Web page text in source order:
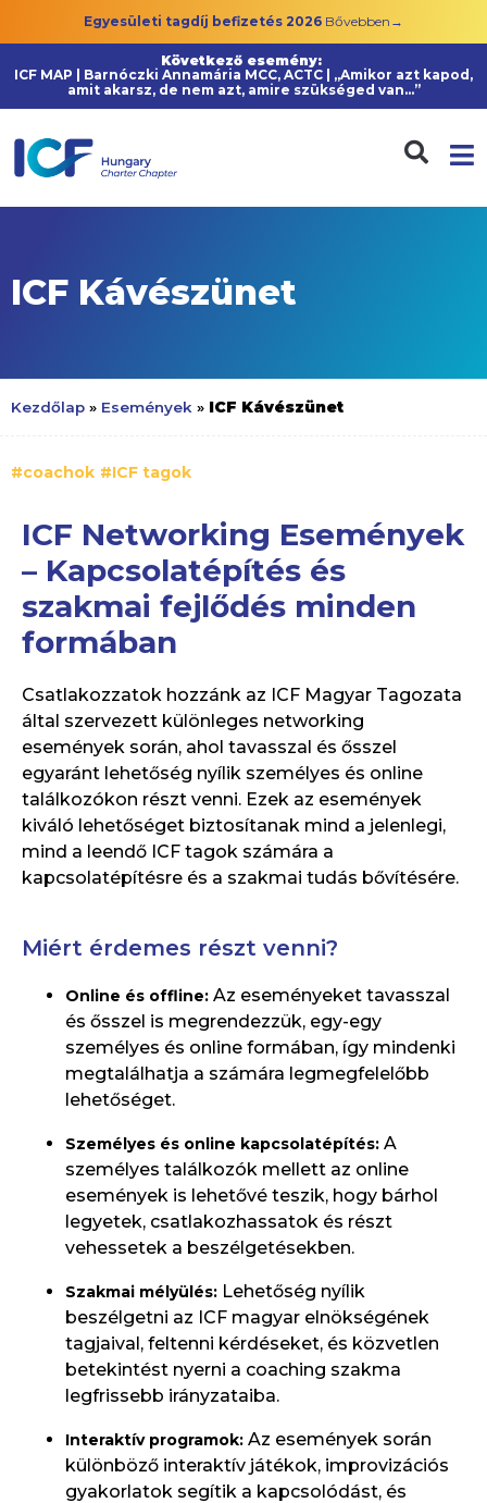
Egyesületi tagdíj befizetés 2026 Bővebben→
Következő esemény:
ICF MAP | Barnóczki Annamária MCC, ACTC | „Amikor azt kapod,
amit akarsz, de nem azt, amire szükséged van…”
ICF Kávészünet
Kezdőlap » Események » ICF Kávészünet
#coachok #ICF tagok
ICF Networking Események
– Kapcsolatépítés és
szakmai fejlődés minden
formában
Csatlakozzatok hozzánk az ICF Magyar Tagozata
által szervezett különleges networking
események során, ahol tavasszal és ősszel
egyaránt lehetőség nyílik személyes és online
találkozókon részt venni. Ezek az események
kiváló lehetőséget biztosítanak mind a jelenlegi,
mind a leendő ICF tagok számára a
kapcsolatépítésre és a szakmai tudás bővítésére.
Miért érdemes részt venni?
Online és offline: Az eseményeket tavasszal
és ősszel is megrendezzük, egy-egy
személyes és online formában, így mindenki
megtalálhatja a számára legmegfelelőbb
lehetőséget.
Személyes és online kapcsolatépítés: A
személyes találkozók mellett az online
események is lehetővé teszik, hogy bárhol
legyetek, csatlakozhassatok és részt
vehessetek a beszélgetésekben.
Szakmai mélyülés: Lehetőség nyílik
beszélgetni az ICF magyar elnökségének
tagjaival, feltenni kérdéseket, és közvetlen
betekintést nyerni a coaching szakma
legfrissebb irányzataiba.
Interaktív programok: Az események során
különböző interaktív játékok, improvizációs
gyakorlatok segítik a kapcsolódást, és